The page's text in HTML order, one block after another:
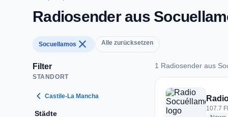
Radiosender aus
Socuellamos close Alle zurücksetzen
Filter
STANDORT
chevron_left Castile-La Mancha
Städte
1 Radiosender aus
1 Radiosender aus
107.7